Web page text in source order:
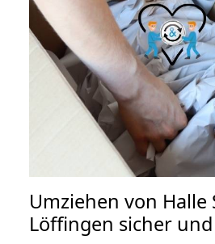
Umziehen von Halle
Löffingen sicher